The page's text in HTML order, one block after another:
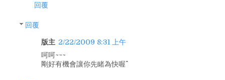
回覆
回覆
版主 2/22/2009 8:31 上午
呵呵~~~
剛好有機會讓你先睹為快喔^^